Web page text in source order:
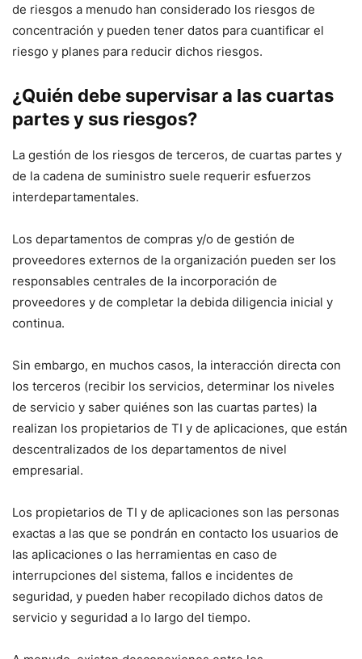
de riesgos a menudo han considerado los riesgos de
concentración y pueden tener datos para cuantificar el
riesgo y planes para reducir dichos riesgos.
¿Quién debe supervisar a las cuartas
partes y sus riesgos?
La gestión de los riesgos de terceros, de cuartas partes y
de la cadena de suministro suele requerir esfuerzos
interdepartamentales.
Los departamentos de compras y/o de gestión de
proveedores externos de la organización pueden ser los
responsables centrales de la incorporación de
proveedores y de completar la debida diligencia inicial y
continua.
Sin embargo, en muchos casos, la interacción directa con
los terceros (recibir los servicios, determinar los niveles
de servicio y saber quiénes son las cuartas partes) la
realizan los propietarios de TI y de aplicaciones, que están
descentralizados de los departamentos de nivel
empresarial.
Los propietarios de TI y de aplicaciones son las personas
exactas a las que se pondrán en contacto los usuarios de
las aplicaciones o las herramientas en caso de
interrupciones del sistema, fallos e incidentes de
seguridad, y pueden haber recopilado dichos datos de
servicio y seguridad a lo largo del tiempo.